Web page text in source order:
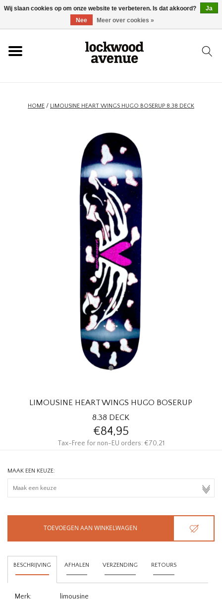
HOME
NIEUWHOME / LIMOUSINE HEART WINGS HUGO BOSERUP 8.38 DECK
LIMOUSINE HEART WINGS HUGO BOSERUP
8.38 DECK
€84,95
Tax-Free for non-EU orders: €70,21
MAAK EEN KEUZE:
TOEVOEGEN AAN WINKELWAGEN
BESCHRIJVING AFHALEN VERZENDING RETOURS
Merk:
limousine
Wij slaan cookies op om onze website te verbeteren. Is dat akkoord?
Ja
Nee
Meer over cookies »